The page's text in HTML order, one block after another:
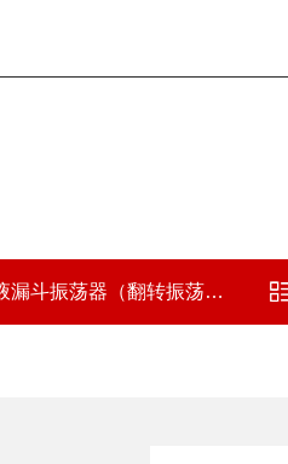
斗振荡器（翻转振荡式）